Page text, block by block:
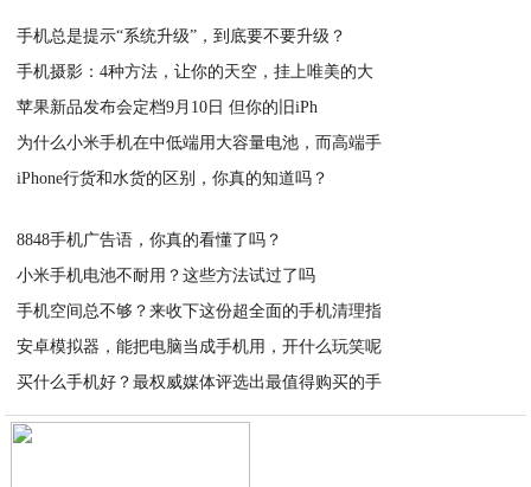
手机总是提示“系统升级”，到底要不要升级？
手机摄影：4种方法，让你的天空，挂上唯美的大
苹果新品发布会定档9月10日 但你的旧iPh
为什么小米手机在中低端用大容量电池，而高端手
iPhone行货和水货的区别，你真的知道吗？
8848手机广告语，你真的看懂了吗？
小米手机电池不耐用？这些方法试过了吗
手机空间总不够？来收下这份超全面的手机清理指
安卓模拟器，能把电脑当成手机用，开什么玩笑呢
买什么手机好？最权威媒体评选出最值得购买的手
2020-05-23